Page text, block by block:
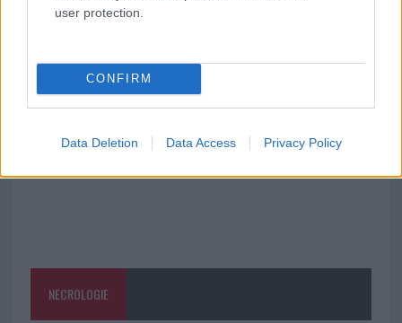
user protection.
CONFIRM
Data Deletion Data Access Privacy Policy
vigili del fuoco a Rudalza
NECROLOGIE